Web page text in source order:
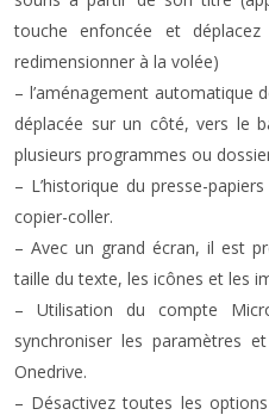
touche enfoncée et
redimensionner à la volée)
– l’aménagement automatique
déplacée sur un côté, vers le
plusieurs programmes ou
– L’historique du presse-
copier-coller.
– Avec un grand écran, il est
taille du texte, les icônes et les
– Utilisation du compte
synchroniser les paramètres
Onedrive.
– Désactivez toutes les